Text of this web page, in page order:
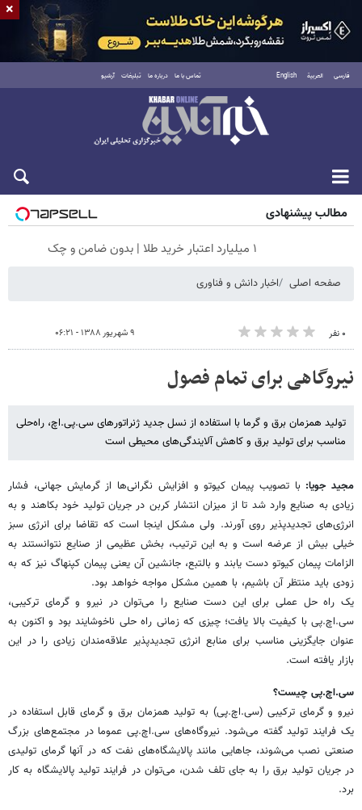
فارسی العربية English تماس با ما درباره ما تبلیغات آرشیو
جمعه ۱۶ مرداد ۱۴۰۵
مطالب پیشنهادی
۱ میلیارد اعتبار خرید طلا | بدون ضامن و چک
صفحه اصلی اخبار دانش و فناوری
۰ نفر ۹ شهریور ۱۳۸۸ - ۰۶:۲۱
نیروگاهی برای تمام فصول
تولید همزمان برق و گرما با استفاده از نسل جدید ژنراتورهای سی.پی.اچ، راه‌حلی
مناسب برای تولید برق و کاهش آلایندگی‌های محیطی است
مجید جویا: با تصویب پیمان کیوتو و افزایش نگرانی‌ها از گرمایش جهانی، فشار
زیادی به صنایع وارد شد تا از میزان انتشار کربن در جریان تولید خود بکاهند و به
انرژی‌های تجدیدپذیر روی آورند. ولی مشکل اینجا است که تقاضا برای انرژی سبز
خیلی بیش از عرضه است و به این ترتیب، بخش عظیمی از صنایع نتوانستند به
الزامات پیمان کیوتو دست یابند و بالتبع، جانشین آن یعنی پیمان کپنهاگ نیز که به
زودی باید منتظر آن باشیم، با همین مشکل مواجه خواهد بود.
یک راه حل عملی برای این دست صنایع را می‌توان در نیرو و گرمای ترکیبی،
سی.اچ.پی با کیفیت بالا یافت؛ چیزی که زمانی راه حلی ناخوشایند بود و اکنون به
عنوان جایگزینی مناسب برای منابع انرژی تجدیدپذیر علاقه‌مندان زیادی را در این
بازار یافته است.
سی.اچ.پی چیست؟
نیرو و گرمای ترکیبی (سی.اچ.پی) به تولید همزمان برق و گرمای قابل استفاده در
یک فرایند تولید گفته می‌شود. نیروگاه‌های سی.اچ.پی عموما در مجتمع‌های بزرگ
صنعتی نصب می‌شوند، جاهایی مانند پالایشگاه‌های نفت که در آنها گرمای تولیدی
در جریان تولید برق را به جای تلف شدن، می‌توان در فرایند تولید پالایشگاه به کار
برد.
×